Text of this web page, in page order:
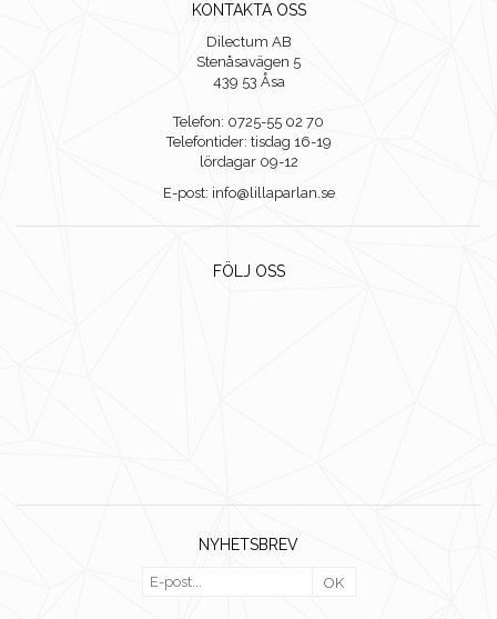
KONTAKTA OSS
Dilectum AB
Stenåsavägen 5
439 53 Åsa
Telefon: 0725-55 02 70
Telefontider: tisdag 16-19
lördagar 09-12
E-post: info@lillaparlan.se
FÖLJ OSS
NYHETSBREV
OK